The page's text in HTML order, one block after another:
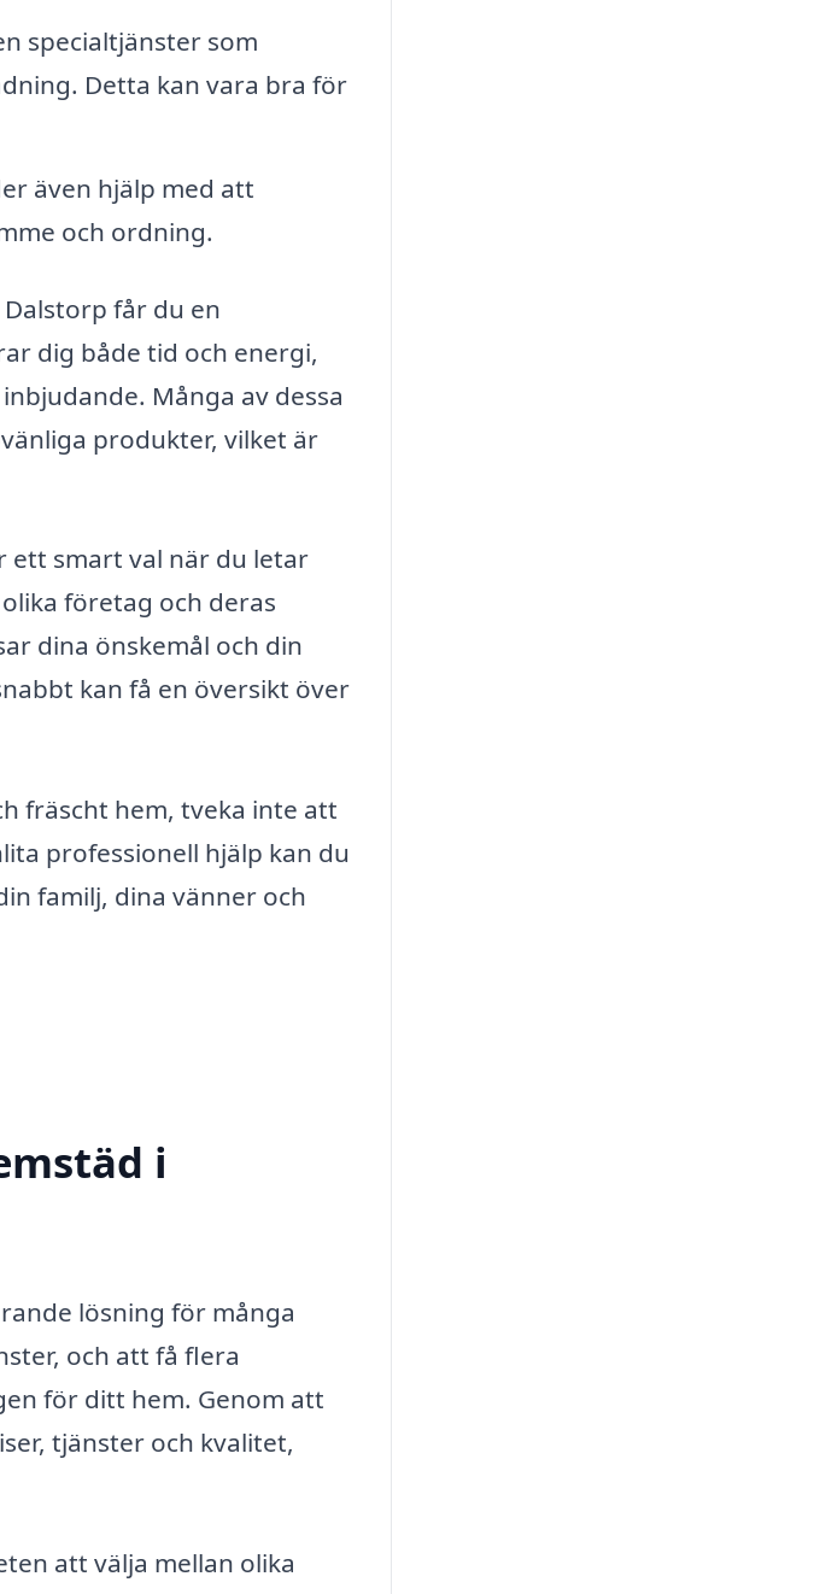
specialtjänster som
Detta kan vara bra för
även hjälp med att
och ordning.
får du en
dig både tid och energi,
Många av dessa
produkter, vilket är
ett smart val när du letar
företag och deras
dina önskemål och din
kan få en översikt över
fräscht hem, tveka inte att
professionell hjälp kan du
familj, dina vänner och
i
lösning för många
och att få flera
för ditt hem. Genom att
tjänster och kvalitet,
att välja mellan olika